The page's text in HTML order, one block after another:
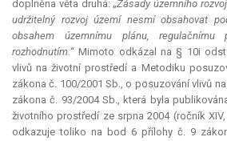
doplněna věta druhá: „Zásady územního
udržitelný rozvoj území nesmí obsahovat
obsahem územnímu plánu, regulačnímu
rozhodnutím.“ Mimoto odkázal na § 10i
vlivů na životní prostředí a Metodiku
zákona č. 100/2001 Sb., o posuzování vlivů
zákona č. 93/2004 Sb., která byla
životního prostředí ze srpna 2004 (ročník
odkazuje toliko na bod 6 přílohy č. 9